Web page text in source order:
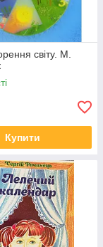
світу. М.
Купити